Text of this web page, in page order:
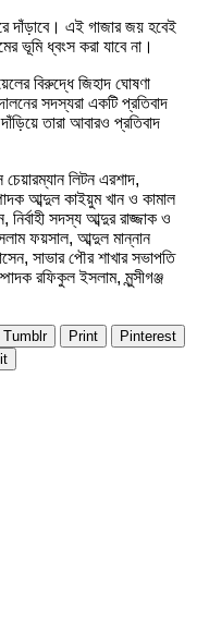
দাঁড়াবে। এই গাজার জয় হবেই
ভূমি ধ্বংস করা যাবে না।
বিরুদ্ধে জিহাদ ঘোষণা
সদস্যরা একটি প্রতিবাদ
তারা আবারও প্রতিবাদ
লিটন এরশাদ,
আব্দুল কাইয়ুম খান ও কামাল
সদস্য আব্দুর রাজ্জাক ও
ফয়সাল, আব্দুল মান্নান
সাভার পৌর শাখার সভাপতি
রফিকুল ইসলাম, মুন্সীগঞ্জ
Tumblr Print
Pinterest